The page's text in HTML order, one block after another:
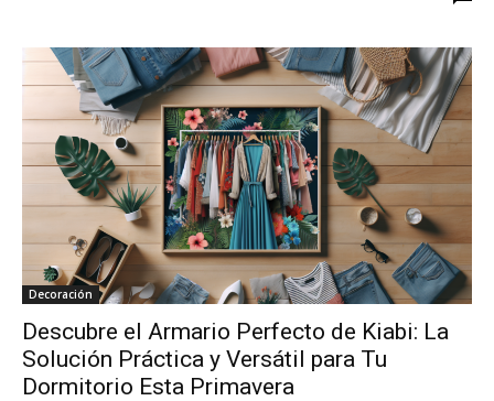
Decoración
Descubre el Armario Perfecto de Kiabi: La
Solución Práctica y Versátil para Tu
Dormitorio Esta Primavera